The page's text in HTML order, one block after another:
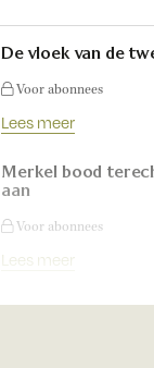
De vloek van de
Voor abonnees
Lees meer
Merkel bood
aan
Voor abonnees
Lees meer